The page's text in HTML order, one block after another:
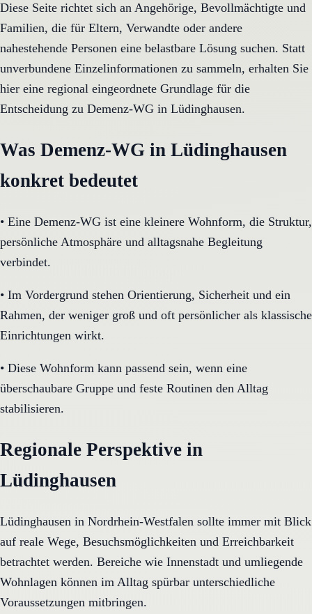
Diese Seite richtet sich an Angehörige, Bevollmächtigte und
Familien, die für Eltern, Verwandte oder andere
nahestehende Personen eine belastbare Lösung suchen. Statt
unverbundene Einzelinformationen zu sammeln, erhalten Sie
hier eine regional eingeordnete Grundlage für die
Entscheidung zu Demenz-WG in Lüdinghausen.
Was Demenz-WG in Lüdinghausen
konkret bedeutet
• Eine Demenz-WG ist eine kleinere Wohnform, die Struktur,
persönliche Atmosphäre und alltagsnahe Begleitung
verbindet.
• Im Vordergrund stehen Orientierung, Sicherheit und ein
Rahmen, der weniger groß und oft persönlicher als klassische
Einrichtungen wirkt.
• Diese Wohnform kann passend sein, wenn eine
überschaubare Gruppe und feste Routinen den Alltag
stabilisieren.
Regionale Perspektive in
Lüdinghausen
Lüdinghausen in Nordrhein-Westfalen sollte immer mit Blick
auf reale Wege, Besuchsmöglichkeiten und Erreichbarkeit
betrachtet werden. Bereiche wie Innenstadt und umliegende
Wohnlagen können im Alltag spürbar unterschiedliche
Voraussetzungen mitbringen.